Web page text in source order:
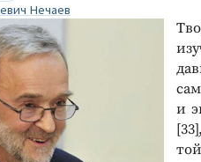
Нечаев
и